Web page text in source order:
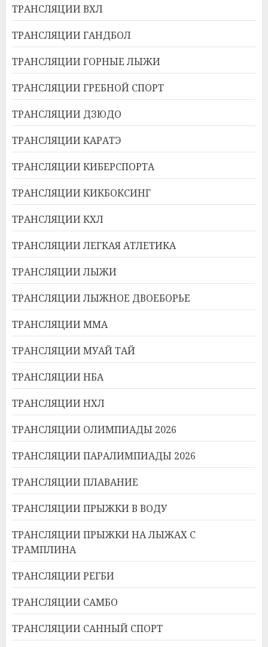
ТРАНСЛЯЦИИ ВХЛ
ТРАНСЛЯЦИИ ГАНДБОЛ
ТРАНСЛЯЦИИ ГОРНЫЕ ЛЫЖИ
ТРАНСЛЯЦИИ ГРЕБНОЙ СПОРТ
ТРАНСЛЯЦИИ ДЗЮДО
ТРАНСЛЯЦИИ КАРАТЭ
ТРАНСЛЯЦИИ КИБЕРСПОРТА
ТРАНСЛЯЦИИ КИКБОКСИНГ
ТРАНСЛЯЦИИ КХЛ
ТРАНСЛЯЦИИ ЛЕГКАЯ АТЛЕТИКА
ТРАНСЛЯЦИИ ЛЫЖИ
ТРАНСЛЯЦИИ ЛЫЖНОЕ ДВОЕБОРЬЕ
ТРАНСЛЯЦИИ ММА
ТРАНСЛЯЦИИ МУАЙ ТАЙ
ТРАНСЛЯЦИИ НБА
ТРАНСЛЯЦИИ НХЛ
ТРАНСЛЯЦИИ ОЛИМПИАДЫ 2026
ТРАНСЛЯЦИИ ПАРАЛИМПИАДЫ 2026
ТРАНСЛЯЦИИ ПЛАВАНИЕ
ТРАНСЛЯЦИИ ПРЫЖКИ В ВОДУ
ТРАНСЛЯЦИИ ПРЫЖКИ НА ЛЫЖАХ С
ТРАМПЛИНА
ТРАНСЛЯЦИИ РЕГБИ
ТРАНСЛЯЦИИ САМБО
ТРАНСЛЯЦИИ САННЫЙ СПОРТ